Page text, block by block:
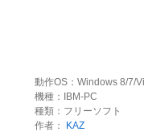
動作OS：Windows 8/7/
機種：IBM-PC
種類：フリーソフト
作者：
KAZ